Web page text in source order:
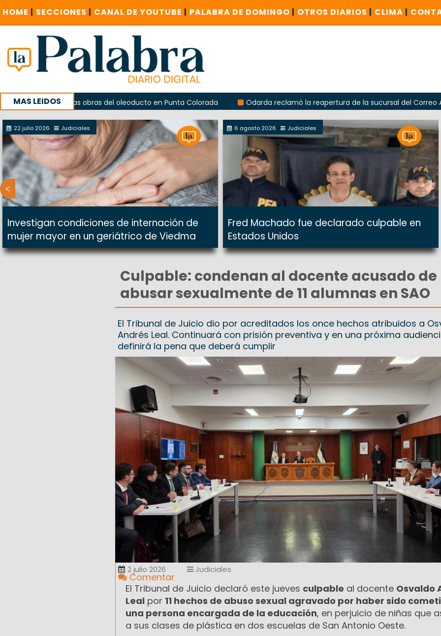
HOME | SECCIONES | CANAL DE YOUTUBE | PALABRA DE DOMINGO | OTROS DIARIOS | CLIMA |
MAS LEIDOS
frenar las obras del oleoducto en Punta Colorada Odarda reclamó la reapertura de la sucursal del Correo Argentino
22 julio 2026 Judiciales
Investigan condiciones de internación de
mujer mayor en un geriátrico de Viedma
6 agosto 2026 Judiciales
Fred Machado fue declarado culpable en
Estados Unidos
Culpable: condenan al docente acusado de
abusar sexualmente de 11 alumnas en SAO
El Tribunal de Juicio dio por acreditados los once hechos atribuidos a
Andrés Leal. Continuará con prisión preventiva y en una próxima
definirá la pena que deberá cumplir
2 julio 2026 Judiciales
Comentar
El Tribunal de Juicio declaró este jueves culpable al docente Osvaldo
Leal por 11 hechos de abuso sexual agravado por haber sido
una persona encargada de la educación, en perjuicio de niñas que
a sus clases de plástica en dos escuelas de San Antonio Oeste.